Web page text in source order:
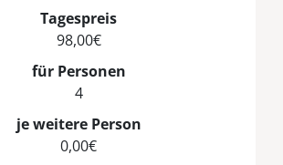
Tagespreis
98,00€
für Personen
4
je weitere Person
0,00€